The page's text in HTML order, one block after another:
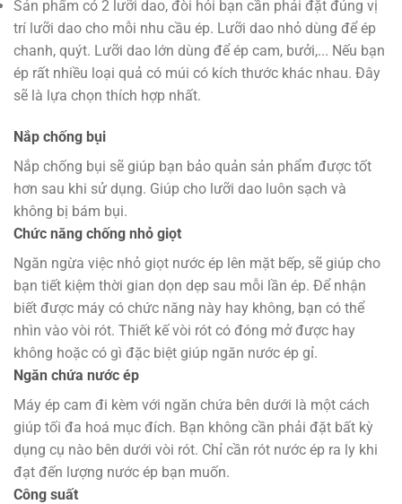
Sản phẩm có 2 lưỡi dao, đòi hỏi bạn cần phải đặt đúng vị
trí lưỡi dao cho mỗi nhu cầu ép. Lưỡi dao nhỏ dùng để ép
chanh, quýt. Lưỡi dao lớn dùng để ép cam, bưởi,... Nếu bạn
ép rất nhiều loại quả có múi có kích thước khác nhau. Đây
sẽ là lựa chọn thích hợp nhất.
Nắp chống bụi
Nắp chống bụi sẽ giúp bạn bảo quản sản phẩm được tốt
hơn sau khi sử dụng. Giúp cho lưỡi dao luôn sạch và
không bị bám bụi.
Chức năng chống nhỏ giọt
Ngăn ngừa việc nhỏ giọt nước ép lên mặt bếp, sẽ giúp cho
bạn tiết kiệm thời gian dọn dẹp sau mỗi lần ép. Để nhận
biết được máy có chức năng này hay không, bạn có thể
nhìn vào vòi rót. Thiết kế vòi rót có đóng mở được hay
không hoặc có gì đặc biệt giúp ngăn nước ép gỉ.
Ngăn chứa nước ép
Máy ép cam đi kèm với ngăn chứa bên dưới là một cách
giúp tối đa hoá mục đích. Bạn không cần phải đặt bất kỳ
dụng cụ nào bên dưới vòi rót. Chỉ cần rót nước ép ra ly khi
đạt đến lượng nước ép bạn muốn.
Công suất